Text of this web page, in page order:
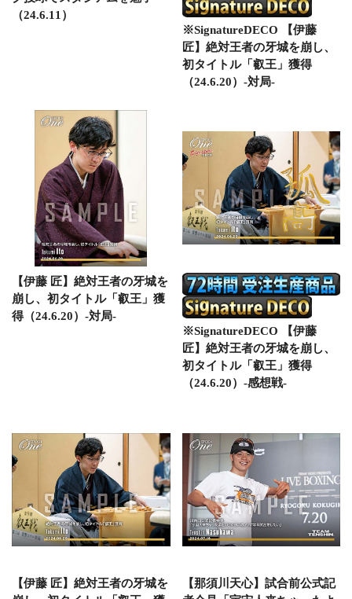
（24.6.11）
※SignatureDECO 【伊藤
匠】絶対王者の牙城を崩し、
初タイトル「叡王」獲得
（24.6.20）-対局-
【伊藤 匠】絶対王者の牙城を
崩し、初タイトル「叡王」獲
得（24.6.20）-対局-
※SignatureDECO 【伊藤
匠】絶対王者の牙城を崩し、
初タイトル「叡王」獲得
（24.6.20）-感想戦-
【伊藤 匠】絶対王者の牙城を
【那須川天心】試合前公式記